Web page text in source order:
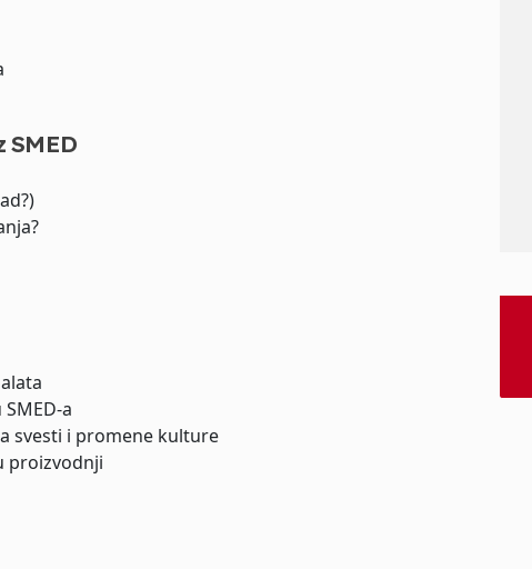
SMED
a
svesti i promene kulture
proizvodnji